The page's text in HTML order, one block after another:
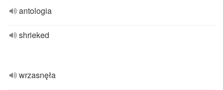
antologia
shrieked
wrzasnęła